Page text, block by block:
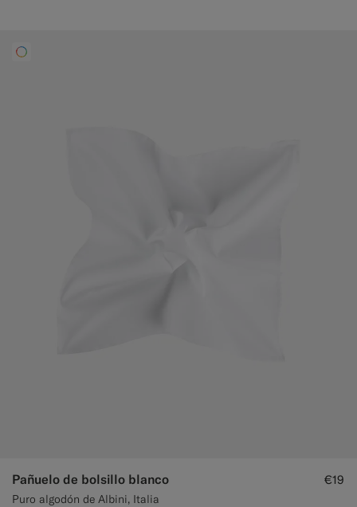
Pañuelo de bolsillo blanco
Puro algodón de Albini, Italia
€19